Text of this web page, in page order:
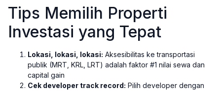
Tips Memilih Properti
Investasi yang Tepat
Lokasi, lokasi, lokasi: Aksesibilitas ke transportasi
publik (MRT, KRL, LRT) adalah faktor #1 nilai sewa dan
capital gain
Cek developer track record: Pilih developer dengan